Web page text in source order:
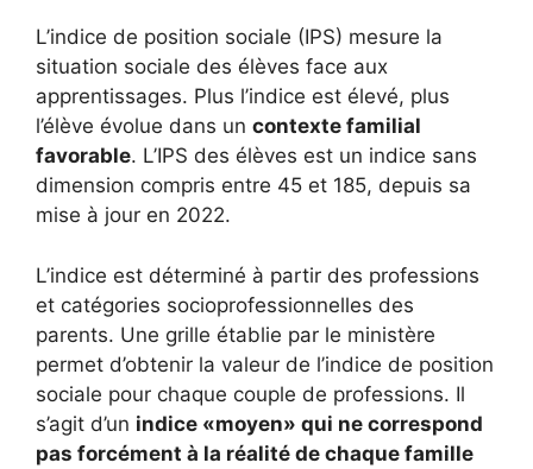
L’indice de position sociale (IPS) mesure la
situation sociale des élèves face aux
apprentissages. Plus l’indice est élevé, plus
l’élève évolue dans un contexte familial
favorable. L’IPS des élèves est un indice sans
dimension compris entre 45 et 185, depuis sa
mise à jour en 2022.
L’indice est déterminé à partir des professions
et catégories socioprofessionnelles des
parents. Une grille établie par le ministère
permet d’obtenir la valeur de l’indice de position
sociale pour chaque couple de professions. Il
s’agit d’un indice «moyen» qui ne correspond
pas forcément à la réalité de chaque famille